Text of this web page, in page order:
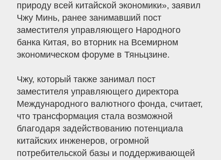
природу всей китайской экономики», заявил
Чжу Минь, ранее занимавший пост
заместителя управляющего Народного
банка Китая, во вторник на Всемирном
экономическом форуме в Тяньцзине.
Чжу, который также занимал пост
заместителя управляющего директора
Международного валютного фонда, считает,
что трансформация стала возможной
благодаря задействованию потенциала
китайских инженеров, огромной
потребительской базы и поддерживающей